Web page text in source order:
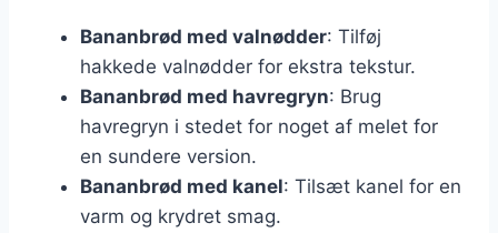
Bananbrød med valnødder: Tilføj
hakkede valnødder for ekstra tekstur.
Bananbrød med havregryn: Brug
havregryn i stedet for noget af melet for
en sundere version.
Bananbrød med kanel: Tilsæt kanel for en
varm og krydret smag.